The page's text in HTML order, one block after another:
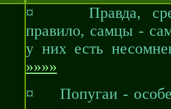
¤ Правда, среди
правило, самцы -
у них есть
»»»»
¤ Попугаи -